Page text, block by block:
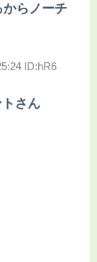
らノーチ
ID:hR6
さん